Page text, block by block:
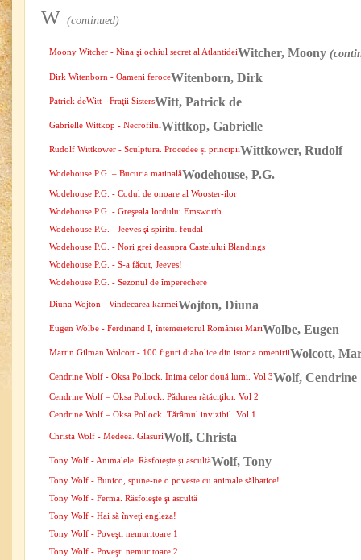
W (continued)
Witcher, Moony
Moony Witcher - Nina şi ochiul secret al Atlantidei
Witenborn, Dirk
Dirk Witenborn - Oameni feroce
Witt, Patrick de
Patrick deWitt - Fraţii Sisters
Wittkop, Gabrielle
Gabrielle Wittkop - Necrofilul
Wittkower, Rudolf
Rudolf Wittkower - Sculptura. Procedee și principii
Wodehouse, P.G.
Wodehouse P.G. – Bucuria matinală
Wodehouse P.G. - Codul de onoare al Wooster-ilor
Wodehouse P.G. - Greşeala lordului Emsworth
Wodehouse P.G. - Jeeves şi spiritul feudal
Wodehouse P.G. - Nori grei deasupra Castelului Blandings
Wodehouse P.G. - S-a făcut, Jeeves!
Wodehouse P.G. - Sezonul de împerechere
Wojton, Diuna
Diuna Wojton - Vindecarea karmei
Wolbe, Eugen
Eugen Wolbe - Ferdinand I, întemeietorul României Mari
Wolcott,
Martin Gilman Wolcott - 100 figuri diabolice din istoria omenirii
Wolf, Cendrine
Cendrine Wolf - Oksa Pollock. Inima celor două lumi. Vol 3
Cendrine Wolf – Oksa Pollock. Pădurea rătăciţilor. Vol 2
Cendrine Wolf – Oksa Pollock. Tărâmul invizibil. Vol 1
Wolf, Christa
Christa Wolf - Medeea. Glasuri
Wolf, Tony
Tony Wolf - Animalele. Răsfoieşte şi ascultă
Tony Wolf - Bunico, spune-ne o poveste cu animale sălbatice!
Tony Wolf - Ferma. Răsfoieşte şi ascultă
Tony Wolf - Hai să înveţi engleza!
Tony Wolf - Poveşti nemuritoare 1
Tony Wolf - Poveşti nemuritoare 2